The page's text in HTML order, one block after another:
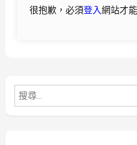
很抱歉，必須登入網站才